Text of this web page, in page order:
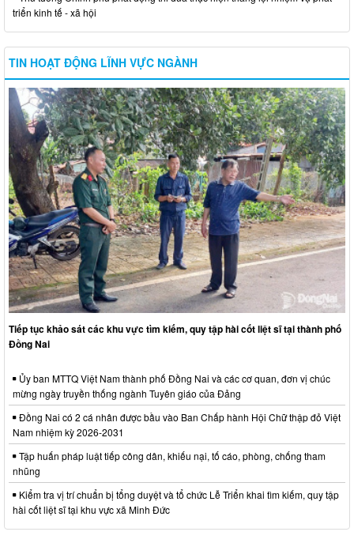
triển kinh tế - xã hội
TIN HOẠT ĐỘNG LĨNH VỰC NGÀNH
Tiếp tục khảo sát các khu vực tìm kiếm, quy tập hài cốt liệt sĩ tại thành phố
Đồng Nai
Ủy ban MTTQ Việt Nam thành phố Đồng Nai và các cơ quan, đơn vị chúc
mừng ngày truyền thống ngành Tuyên giáo của Đảng
Đồng Nai có 2 cá nhân được bầu vào Ban Chấp hành Hội Chữ thập đỏ Việt
Nam nhiệm kỳ 2026-2031
Tập huấn pháp luật tiếp công dân, khiếu nại, tố cáo, phòng, chống tham
nhũng
Kiểm tra vị trí chuẩn bị tổng duyệt và tổ chức Lễ Triển khai tìm kiếm, quy tập
hài cốt liệt sĩ tại khu vực xã Minh Đức